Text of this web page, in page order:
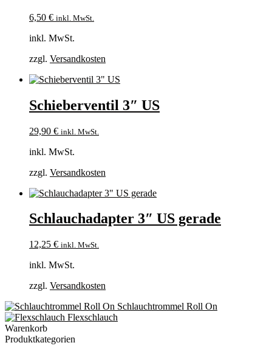
6,50 € inkl. MwSt.
inkl. MwSt.
zzgl. Versandkosten
Schieberventil 3″ US
29,90 € inkl. MwSt.
inkl. MwSt.
zzgl. Versandkosten
Schlauchadapter 3″ US gerade
12,25 € inkl. MwSt.
inkl. MwSt.
zzgl. Versandkosten
Schlauchtrommel Roll On
Flexschlauch
Warenkorb
Produktkategorien